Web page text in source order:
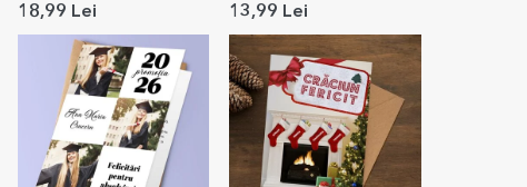
Welcome
18,99 Lei
Crăciun
13,99 Lei